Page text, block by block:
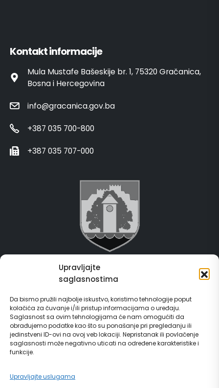
Upravljajte
saglasnostima
Da bismo pružili najbolje iskustvo, koristimo tehnologije poput
kolačića za čuvanje i/ili pristup informacijama o uređaju.
Saglasnost sa ovim tehnologijama će nam omogućiti da
obrađujemo podatke kao što su ponašanje pri pregledanju ili
jedinstveni ID-ovi na ovoj veb lokaciji. Nepristanak ili povlačenje
saglasnosti može negativno uticati na određene karakteristike i
funkcije.
Upravljajte uslugama
Kontakt informacije
Mula Mustafe Bašeskije br. 1, 75320 Gračanica,
Bosna i Hercegovina
info@gracanica.gov.ba
+387 035 700-800
+387 035 707-000
Grad Gračanica
E-Matičar
72 sata sistem
Invest in Gračanica
Vodič za građane